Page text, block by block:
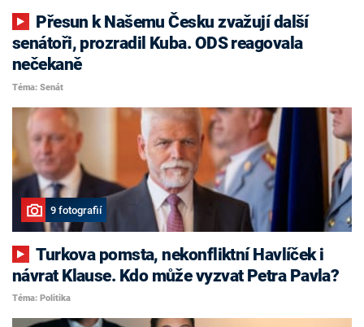
senátoři, prozradil Kuba. ODS reagovala
nečekaně
Téma: Senát
9 fotografií
Turkova pomsta, nekonfliktní Havlíček i
návrat Klause. Kdo může vyzvat Petra Pavla?
Téma: Politika